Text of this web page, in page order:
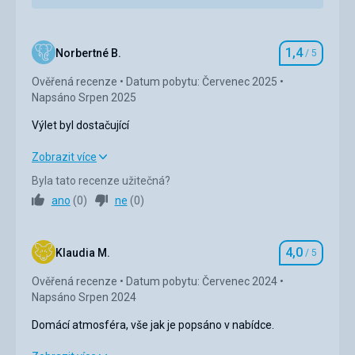
Norbertné B. Hodnocení
1,4/ 5
Ověřená recenze
Datum pobytu: Červenec 2025
Napsáno Srpen 2025
Výlet byl dostačující
Výlet byl dostačující
Strava
Okolí 1,0/ 5
Služby
Zobrazit více
Byla tato recenze užitečná?
ano (0) ne (0)
Klaudia M. Hodnocení
4,0 / 5
Ověřená recenze
Datum pobytu: Červenec 2024
Napsáno Srpen 2024
Domácí atmosféra, vše jak je popsáno v nabídce.